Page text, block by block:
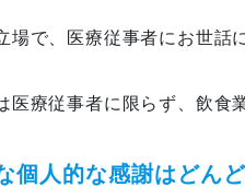
場で、医療従事者にお世話
医療従事者に限らず、飲食
個人的な感謝はどん